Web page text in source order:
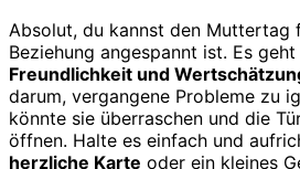
Absolut, du kannst den Muttertag
Beziehung angespannt ist. Es
Freundlichkeit und
darum, vergangene Probleme zu
könnte sie überraschen und die
öffnen. Halte es einfach und
herzliche Karte oder ein kleines